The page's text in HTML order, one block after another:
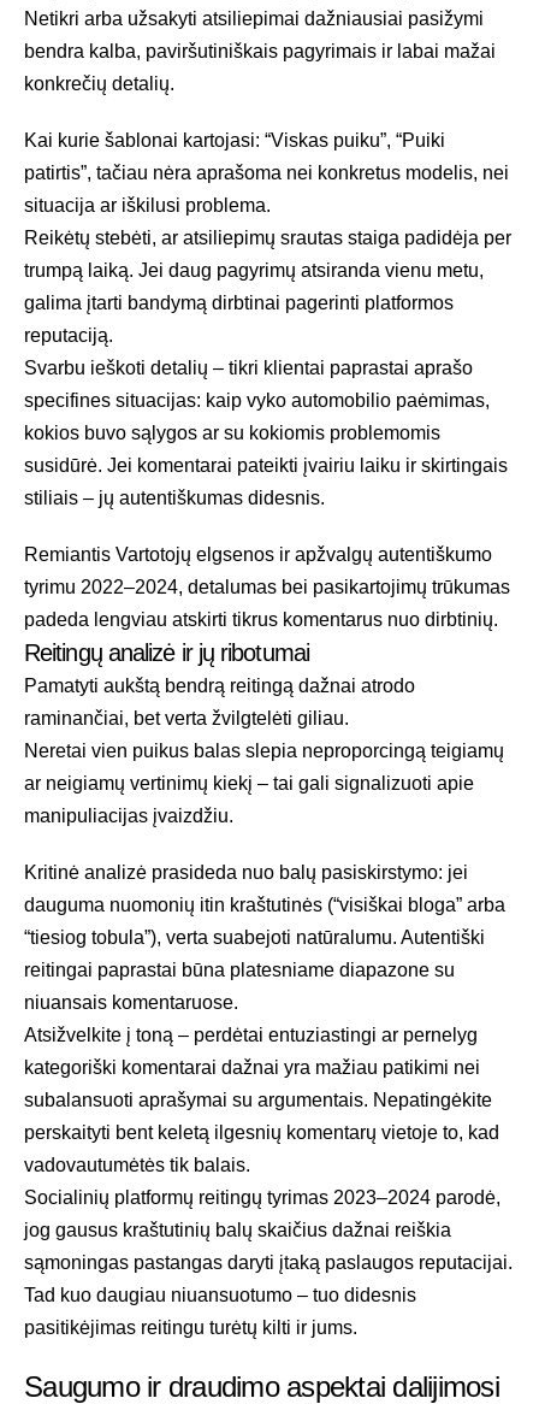
Netikri arba užsakyti atsiliepimai dažniausiai pasižymi
bendra kalba, paviršutiniškais pagyrimais ir labai mažai
konkrečių detalių.
Kai kurie šablonai kartojasi: “Viskas puiku”, “Puiki
patirtis”, tačiau nėra aprašoma nei konkretus modelis, nei
situacija ar iškilusi problema.
Reikėtų stebėti, ar atsiliepimų srautas staiga padidėja per
trumpą laiką. Jei daug pagyrimų atsiranda vienu metu,
galima įtarti bandymą dirbtinai pagerinti platformos
reputaciją.
Svarbu ieškoti detalių – tikri klientai paprastai aprašo
specifines situacijas: kaip vyko automobilio paėmimas,
kokios buvo sąlygos ar su kokiomis problemomis
susidūrė. Jei komentarai pateikti įvairiu laiku ir skirtingais
stiliais – jų autentiškumas didesnis.
Remiantis Vartotojų elgsenos ir apžvalgų autentiškumo
tyrimu 2022–2024, detalumas bei pasikartojimų trūkumas
padeda lengviau atskirti tikrus komentarus nuo dirbtinių.
Reitingų analizė ir jų ribotumai
Pamatyti aukštą bendrą reitingą dažnai atrodo
raminančiai, bet verta žvilgtelėti giliau.
Neretai vien puikus balas slepia neproporcingą teigiamų
ar neigiamų vertinimų kiekį – tai gali signalizuoti apie
manipuliacijas įvaizdžiu.
Kritinė analizė prasideda nuo balų pasiskirstymo: jei
dauguma nuomonių itin kraštutinės (“visiškai bloga” arba
“tiesiog tobula”), verta suabejoti natūralumu. Autentiški
reitingai paprastai būna platesniame diapazone su
niuansais komentaruose.
Atsižvelkite į toną – perdėtai entuziastingi ar pernelyg
kategoriški komentarai dažnai yra mažiau patikimi nei
subalansuoti aprašymai su argumentais. Nepatingėkite
perskaityti bent keletą ilgesnių komentarų vietoje to, kad
vadovautumėtės tik balais.
Socialinių platformų reitingų tyrimas 2023–2024 parodė,
jog gausus kraštutinių balų skaičius dažnai reiškia
sąmoningas pastangas daryti įtaką paslaugos reputacijai.
Tad kuo daugiau niuansuotumo – tuo didesnis
pasitikėjimas reitingu turėtų kilti ir jums.
Saugumo ir draudimo aspektai dalijimosi